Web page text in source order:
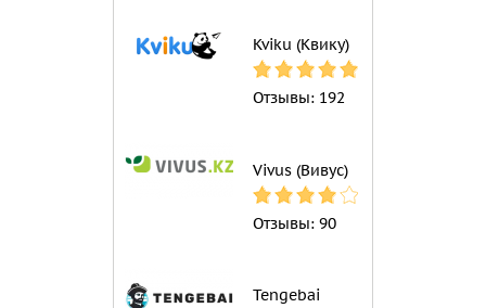
Kviku (Квику)
Отзывы: 192
Vivus (Вивус)
Отзывы: 90
Tengebai